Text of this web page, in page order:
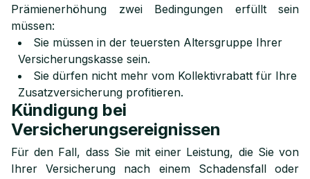
Prämienerhöhung zwei Bedingungen erfüllt sein
müssen:
Sie müssen in der teuersten Altersgruppe Ihrer
Versicherungskasse sein.
Sie dürfen nicht mehr vom Kollektivrabatt für Ihre
Zusatzversicherung profitieren.
Kündigung bei
Versicherungsereignissen
Für den Fall, dass Sie mit einer Leistung, die Sie von
Ihrer Versicherung nach einem Schadensfall oder